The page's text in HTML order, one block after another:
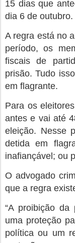
15 dias que
dia 6 de outubro.
A regra está no
período, os
fiscais de
prisão. Tudo
em flagrante.
Para os
antes e vai até
eleição. Nesse
detida em
inafiançável; ou
O advogado
que a regra
“A proibição da
uma proteção
política ou um